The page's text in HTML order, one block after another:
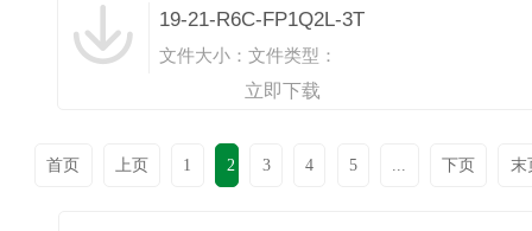
19-21-R6C-FP1Q2L-3T
文件大小：文件类型：
立即下载
首页 上页 1 2 3 4 5 ... 下页 末